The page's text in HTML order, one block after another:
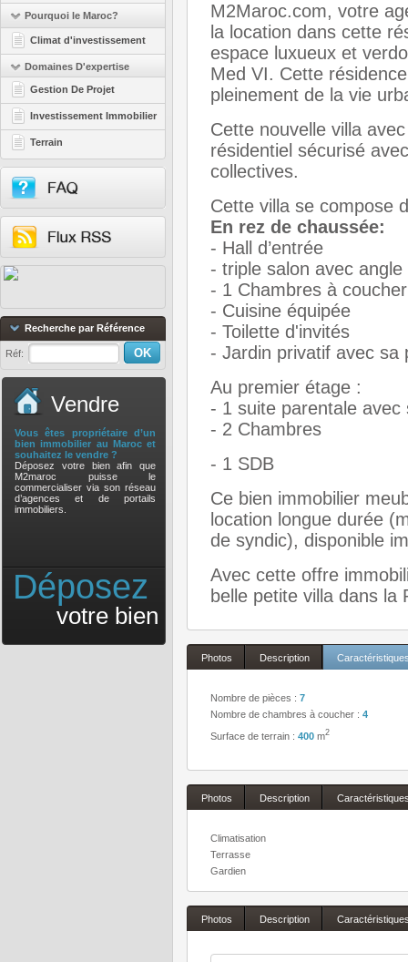
Pourquoi le Maroc?
Climat d'investissement
Domaines D'expertise
Gestion De Projet
Investissement Immobilier
Terrain
Recherche par Référence
Réf:
Vendre
Vous êtes propriétaire d’un
bien immobilier au Maroc et
souhaitez le vendre ?
Déposez votre bien afin que
M2maroc puisse le
commercialiser via son réseau
d’agences et de portails
immobiliers.
Déposez
votre bien
M2Maroc.com, votre
la location dans cette
espace luxueux et
Med VI. Cette
pleinement de la vie
Cette nouvelle villa
résidentiel sécurisé
collectives.
Cette villa se compose
En rez de chaussée:
- Hall d’entrée
- triple salon avec angle
- 1 Chambres à coucher
- Cuisine équipée
- Toilette d'invités
- Jardin privatif avec sa
Au premier étage :
- 1 suite parentale
- 2 Chambres
- 1 SDB
Ce bien immobilier
location longue durée
de syndic), disponible
Avec cette offre
belle petite villa dans
Photos Description
Nombre de pièces : 7
Nombre de chambres à coucher : 4
Surface de terrain : 400 m2
Photos Description
Climatisation
Terrasse
Gardien
Photos Description